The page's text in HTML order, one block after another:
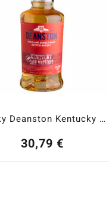
Whisky Deanston Kentucky Cask Matured Highland Single Malt 40%
30,79 €